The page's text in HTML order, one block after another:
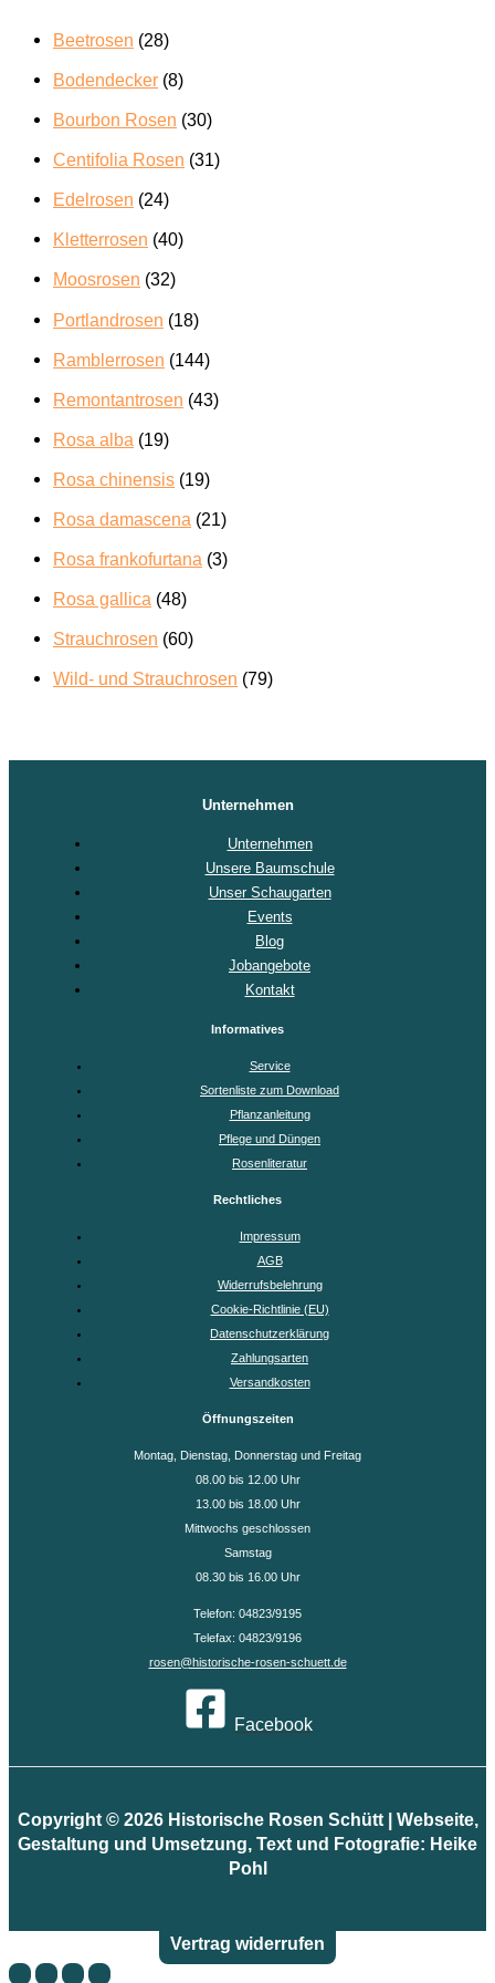
Beetrosen (28)
Bodendecker (8)
Bourbon Rosen (30)
Centifolia Rosen (31)
Edelrosen (24)
Kletterrosen (40)
Moosrosen (32)
Portlandrosen (18)
Ramblerrosen (144)
Remontantrosen (43)
Rosa alba (19)
Rosa chinensis (19)
Rosa damascena (21)
Rosa frankofurtana (3)
Rosa gallica (48)
Strauchrosen (60)
Wild- und Strauchrosen (79)
Unternehmen
Unternehmen
Unsere Baumschule
Unser Schaugarten
Events
Blog
Jobangebote
Kontakt
Informatives
Service
Sortenliste zum Download
Pflanzanleitung
Pflege und Düngen
Rosenliteratur
Rechtliches
Impressum
AGB
Widerrufsbelehrung
Cookie-Richtlinie (EU)
Datenschutzerklärung
Zahlungsarten
Versandkosten
Öffnungszeiten
Montag, Dienstag, Donnerstag und Freitag
08.00 bis 12.00 Uhr
13.00 bis 18.00 Uhr
Mittwochs geschlossen
Samstag
08.30 bis 16.00 Uhr
Telefon: 04823/9195
Telefax: 04823/9196
rosen@historische-rosen-schuett.de
Facebook
Copyright © 2026 Historische Rosen Schütt | Webseite,
Gestaltung und Umsetzung, Text und Fotografie: Heike
Pohl
Vertrag widerrufen